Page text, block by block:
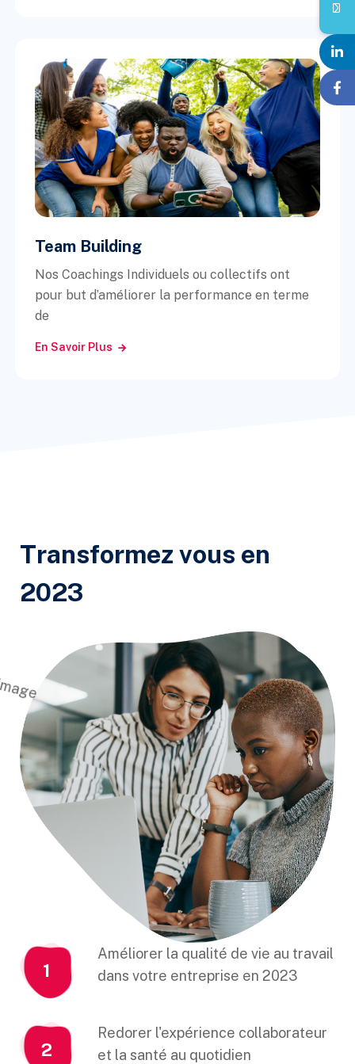
Team Building
Nos Coachings Individuels ou collectifs ont
pour but d’améliorer la performance en terme
de
En Savoir Plus
Transformez vous en
2023
1
Améliorer la qualité de vie au travail
dans votre entreprise en 2023
2
Redorer l'expérience collaborateur
et la santé au quotidien